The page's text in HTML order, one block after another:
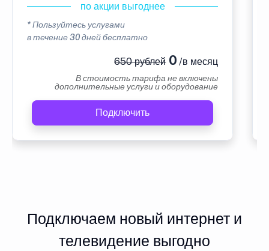
по акции выгоднее
* Пользуйтесь услугами
в течение 30 дней бесплатно
650 рублей0 /в месяц
В стоимость тарифа не включены
дополнительные услуги и оборудование
Подключить
Подключаем новый интернет и
телевидение выгодно